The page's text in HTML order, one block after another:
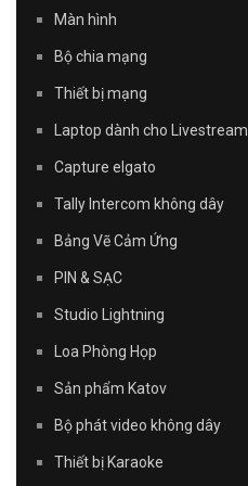
Màn hình
Bộ chia mạng
Thiết bị mạng
Laptop dành cho Livestream
Capture elgato
Tally Intercom không dây
Bảng Vẽ Cảm Ứng
PIN & SẠC
Studio Lightning
Loa Phòng Họp
Sản phẩm Katov
Bộ phát video không dây
Thiết bị Karaoke